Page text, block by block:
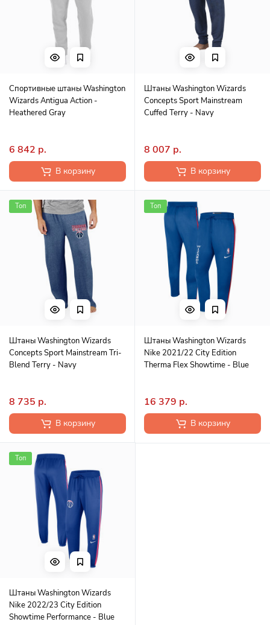
Спортивные штаны Washington
Wizards Antigua Action -
Heathered Gray
6 842 р.
В корзину
Штаны Washington Wizards
Concepts Sport Mainstream
Cuffed Terry - Navy
8 007 р.
В корзину
Топ
Штаны Washington Wizards
Concepts Sport Mainstream Tri-
Blend Terry - Navy
8 735 р.
В корзину
Топ
Штаны Washington Wizards
Nike 2021/22 City Edition
Therma Flex Showtime - Blue
16 379 р.
В корзину
Топ
Штаны Washington Wizards
Nike 2022/23 City Edition
Showtime Performance - Blue